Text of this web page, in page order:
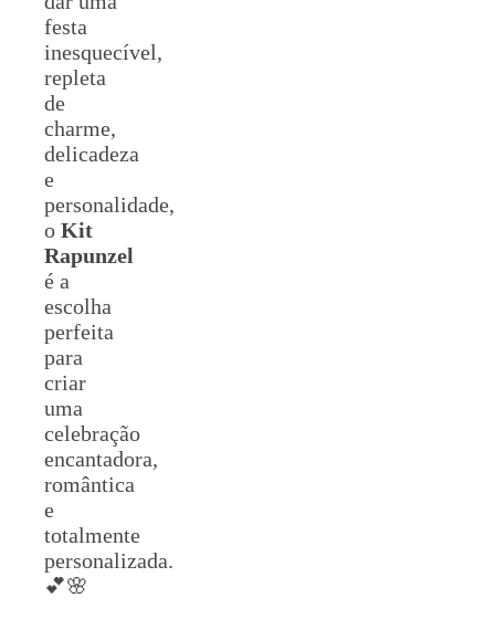
festa
inesquecível,
repleta
de
charme,
delicadeza
e
personalidade,
o Kit
Rapunzel
é a
escolha
perfeita
para
criar
uma
celebração
encantadora,
romântica
e
totalmente
personalizada.
💕🌸